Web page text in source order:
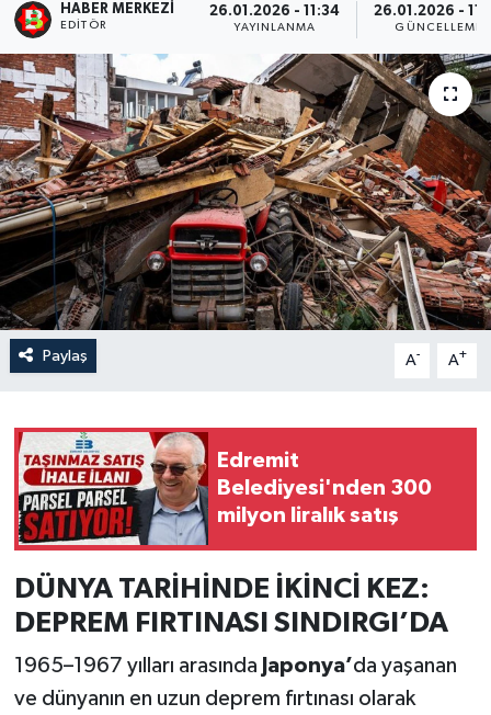
HABER MERKEZI
EDITÖR
26.01.2026 - 11:34
YAYINLANMA
26.01.2026 -
GÜNCELLEME
Paylaş A- A+
Edremit
Belediyesi'nden 300
milyon liralık satış
DÜNYA TARİHİNDE
İKİNCİ KEZ:
DEPREM FIRTINASI SINDIRGI’DA
1965–1967 yılları arasında Japonya’da yaşanan
ve dünyanın en uzun deprem fırtınası olarak